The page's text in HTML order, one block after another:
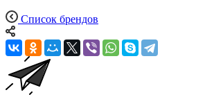
Список брендов